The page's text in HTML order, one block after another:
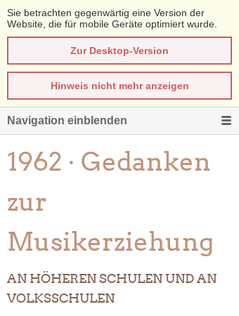
Sie betrachten gegenwärtig eine Version der
Website, die für mobile Geräte optimiert wurde.
Zur Desktop-Version
Hinweis nicht mehr anzeigen
Navigation einblenden
1962 · Gedanken
zur
Musikerziehung
AN HÖHEREN SCHULEN UND AN
VOLKSSCHULEN